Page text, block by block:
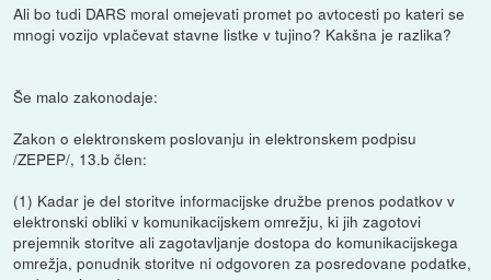
Ali bo tudi DARS moral omejevati promet po avtocesti po kateri se
mnogi vozijo vplačevat stavne listke v tujino? Kakšna je razlika?
Še malo zakonodaje:
Zakon o elektronskem poslovanju in elektronskem podpisu
/ZEPEP/, 13.b člen:
(1) Kadar je del storitve informacijske družbe prenos podatkov v
elektronski obliki v komunikacijskem omrežju, ki jih zagotovi
prejemnik storitve ali zagotavljanje dostopa do komunikacijskega
omrežja, ponudnik storitve ni odgovoren za posredovane podatke,